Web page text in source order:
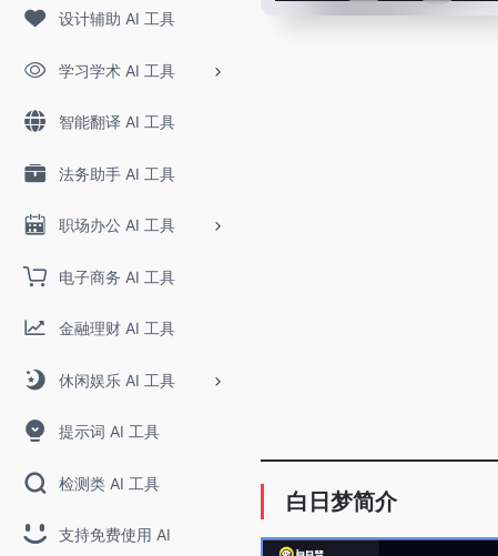
设计辅助 AI 工具
学习学术 AI 工具
智能翻译 AI 工具
法务助手 AI 工具
职场办公 AI 工具
电子商务 AI 工具
金融理财 AI 工具
休闲娱乐 AI 工具
提示词 AI 工具
检测类 AI 工具
支持免费使用 AI
白日梦简介